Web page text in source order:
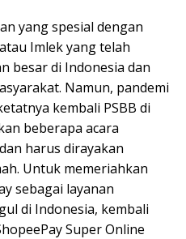
yang spesial dengan
Imlek yang telah
besar di Indonesia dan
Namun, pandemi
kembali PSBB di
beberapa acara
harus dirayakan
Untuk memeriahkan
sebagai layanan
di Indonesia, kembali
Super Online